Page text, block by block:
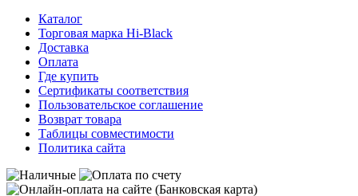
Каталог
Торговая марка Hi-Black
Доставка
Оплата
Где купить
Сертификаты соответствия
Пользовательское соглашение
Возврат товара
Таблицы совместимости
Политика сайта